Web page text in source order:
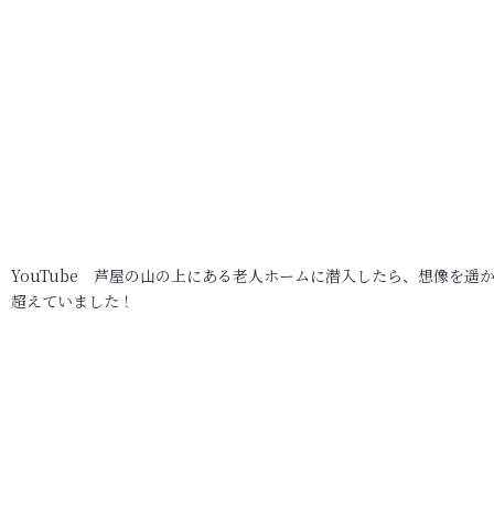
YouTube 芦屋の山の上にある老人ホームに潜入したら、想像を遥
超えていました！